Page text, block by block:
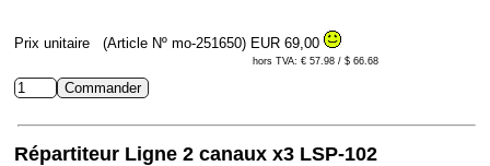
Prix unitaire (Article Nº mo-251650) EUR 69,00
hors TVA: € 57.98 / $ 66.68
Répartiteur Ligne 2 canaux x3 LSP-102